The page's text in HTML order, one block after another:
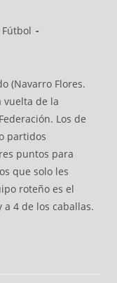
Fútbol
(Navarro Flores.
vuelta de la
Los de
partidos
puntos para
que solo les
roteño es el
4 de los caballas.